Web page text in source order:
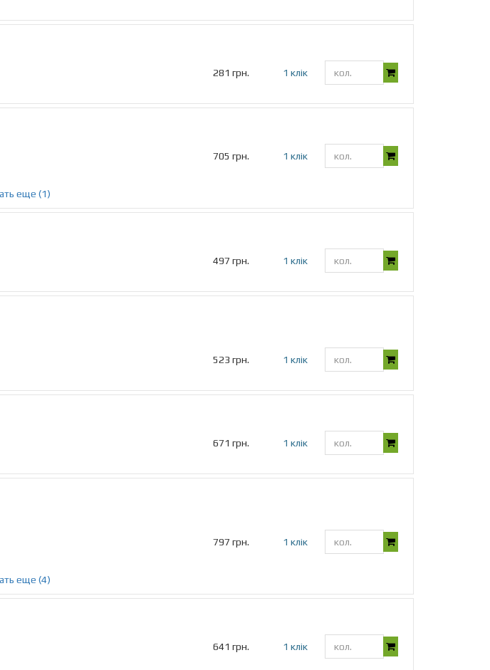
281 грн. 1 клік
705 грн. 1 клік
Показать еще (1)
497 грн. 1 клік
523 грн. 1 клік
671 грн. 1 клік
797 грн. 1 клік
Показать еще (4)
641 грн. 1 клік